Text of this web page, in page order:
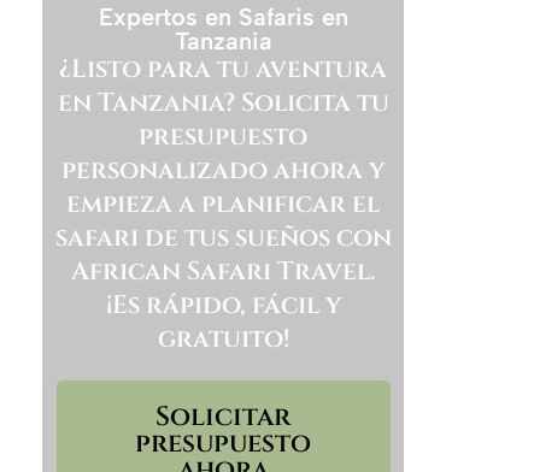
Expertos en Safaris en
Tanzania
¿Listo para tu aventura
en Tanzania? Solicita tu
presupuesto
personalizado ahora y
empieza a planificar el
safari de tus sueños con
African Safari Travel.
¡Es rápido, fácil y
gratuito!
Solicitar
presupuesto